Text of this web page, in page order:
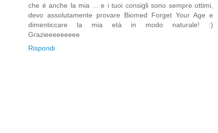
che é anche la mia ... e i tuoi consigli sono sempre ottimi,
devo assolutamente provare Biomed Forget Your Age e
dimenticcare la mia età in modo naturale! :)
Grazieeeeeeeee
Rispondi